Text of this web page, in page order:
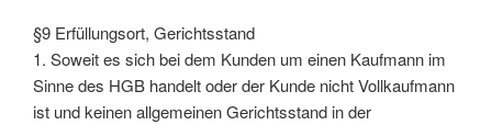
§9 Erfüllungsort, Gerichtsstand
1. Soweit es sich bei dem Kunden um einen Kaufmann im
Sinne des HGB handelt oder der Kunde nicht Vollkaufmann
ist und keinen allgemeinen Gerichtsstand in der